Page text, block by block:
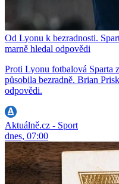
Od Lyonu k bezradnosti.
marně hledal odpovědi
Proti Lyonu fotbalová Sparta
působila bezradně. Brian
odpovědi.
Aktuálně.cz - Sport
dnes, 07:00